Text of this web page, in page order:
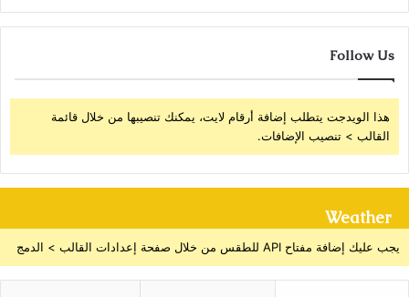
Follow Us
هذا الويدجت يتطلب إضافة أرقام لايت، يمكنك تنصيبها من خلال قائمة
القالب > تنصيب الإضافات.
Weather
يجب عليك إضافة مفتاح API للطقس من خلال صفحة إعدادات القالب > الدمج